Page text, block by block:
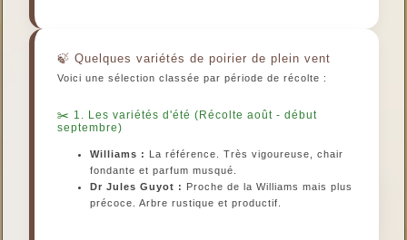
Quelques variétés de poirier de plein vent
Voici une sélection classée par période de récolte :
1. Les variétés d'été (Récolte août - début
septembre)
Williams :
La référence. Très vigoureuse, chair
fondante et parfum musqué.
Dr Jules Guyot :
Proche de la Williams mais plus
précoce. Arbre rustique et productif.